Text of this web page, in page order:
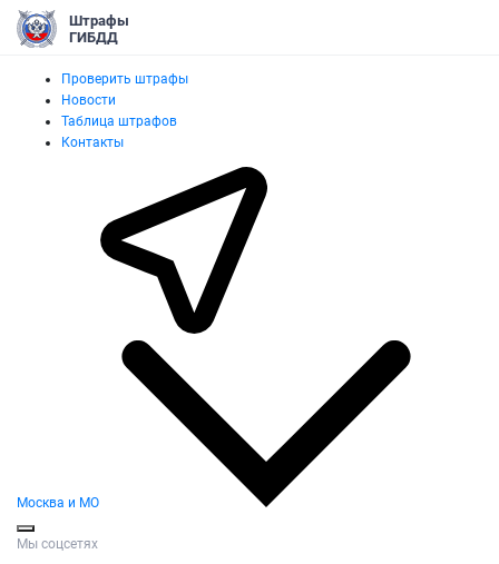
Штрафы
ГИБДД
Проверить штрафы
Новости
Таблица штрафов
Контакты
Москва и МО
Мы соцсетях